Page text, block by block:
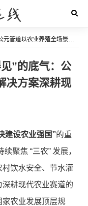
殖全场景解决方案深耕现代农业赛道
”的底气：公
决方案深耕现
建设农业强国 ”的重
聚焦 “三农” 发展，
饮水安全、节水灌
耕现代农业赛道的
农业发展顶层规